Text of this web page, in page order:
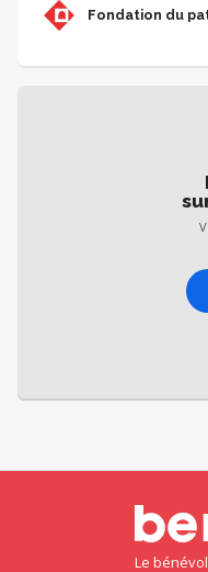
participer à la
tourisme, paysage,
Fondation du
Le